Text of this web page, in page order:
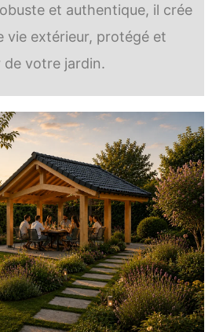
et authentique, il crée
vie extérieur, protégé et
votre jardin.